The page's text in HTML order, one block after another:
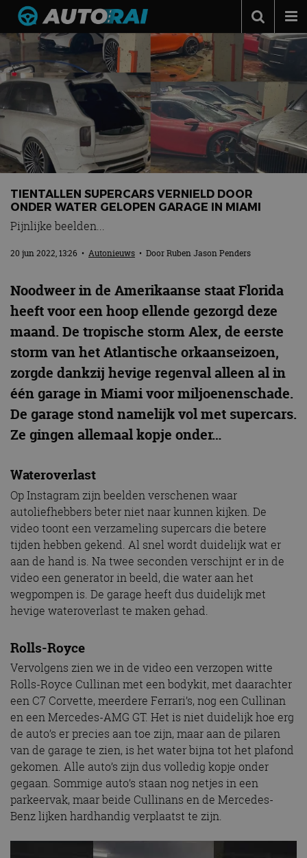
Autonieuws
Podcast
Autotests
Automerken
Adverteren
Contact
MotorRAI.nl
TIENTALLEN SUPERCARS VERNIELD DOOR
ONDER WATER GELOPEN GARAGE IN MIAMI
Pijnlijke beelden...
20 jun 2022, 13:26 • Autonieuws • DoorRuben Jason Penders
Noodweer in de Amerikaanse staat Florida
heeft voor een hoop ellende gezorgd deze
maand. De tropische storm Alex, de eerste
storm van het Atlantische orkaanseizoen,
zorgde dankzij hevige regenval alleen al in
één garage in Miami voor miljoenenschade.
De garage stond namelijk vol met supercars.
Ze gingen allemaal kopje onder…
Wateroverlast
Op Instagram zijn beelden verschenen waar
autoliefhebbers beter niet naar kunnen kijken. De
video toont een verzameling supercars die betere
tijden hebben gekend. Al snel wordt duidelijk wat er
aan de hand is. Na twee seconden verschijnt er in de
video een generator in beeld, die water aan het
wegpompen is. De garage heeft dus duidelijk met
hevige wateroverlast te maken gehad.
Rolls-Royce
Vervolgens zien we in de video een verzopen witte
Rolls-Royce Cullinan met een bodykit, met daarachter
een C7 Corvette, meerdere Ferrari’s, nog een Cullinan
en een Mercedes-AMG GT. Het is niet duidelijk hoe erg
de auto’s er precies aan toe zijn, maar aan de pilaren
van de garage te zien, is het water bijna tot het plafond
gekomen. Alle auto’s zijn dus volledig kopje onder
gegaan. Sommige auto’s staan nog netjes in een
parkeervak, maar beide Cullinans en de Mercedes-
Benz lijken hardhandig verplaatst te zijn.